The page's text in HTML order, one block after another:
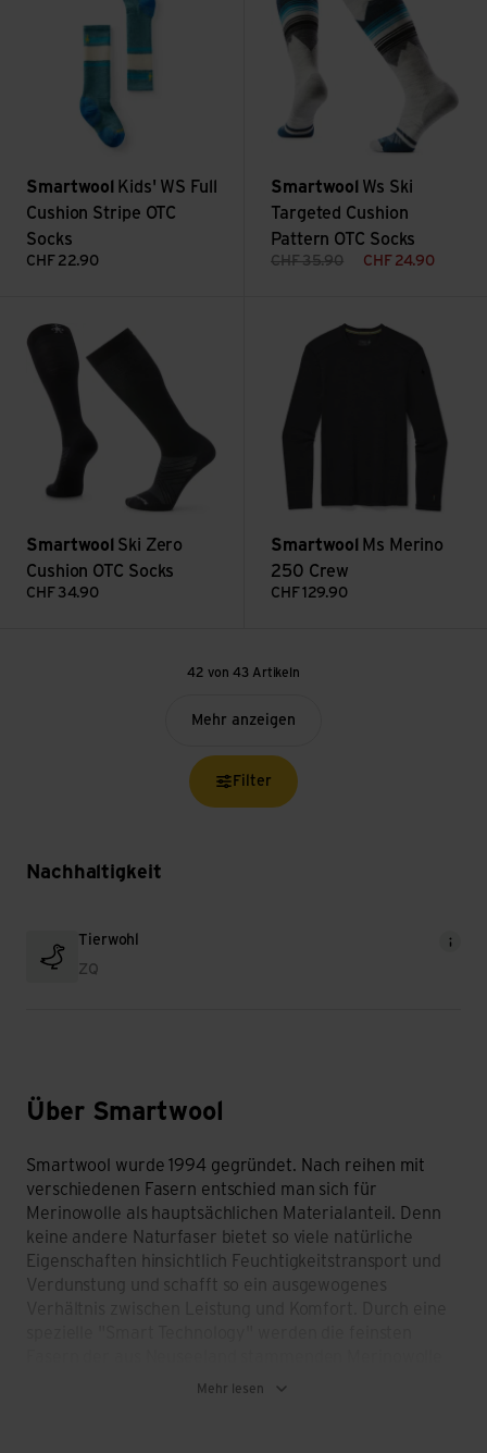
Smartwool
Kids' WS Full
Cushion Stripe OTC
Socks
CHF 22.90
Smartwool Ws Ski
Targeted Cushion
Pattern OTC Socks
CHF35.90 CHF 24.90
Smartwool Ski Zero
Cushion OTC Socks
CHF 34.90
Smartwool
Ms Merino
250 Crew
CHF 129.90
42 von 43 Artikeln
Mehr anzeigen
Filter
Nachhaltigkeit
Tierwohl
ZQ
Über Smartwool
Smartwool wurde 1994 gegründet. Nach reihen mit
verschiedenen Fasern entschied man sich für
Merinowolle als hauptsächlichen Materialanteil. Denn
keine andere Naturfaser bietet so viele natürliche
Eigenschaften hinsichtlich Feuchtigkeitstransport und
Verdunstung und schafft so ein ausgewogenes
zu Smartwool verarbeitet. Diese ist besonders weich,
Mehr lesen